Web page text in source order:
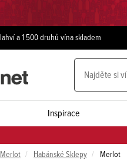
a 1 500 druhů vína skladem
Inspirace
Merlot Habánské Sklepy Merlot